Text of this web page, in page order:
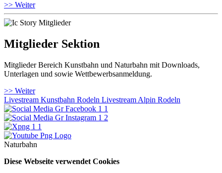
>> Weiter
Mitglieder Sektion
Mitglieder Bereich Kunstbahn und Naturbahn mit Downloads,
Unterlagen und sowie Wettbewerbsanmeldung.
>> Weiter
Livestream Kunstbahn Rodeln Livestream Alpin Rodeln
Naturbahn
Diese Webseite verwendet Cookies